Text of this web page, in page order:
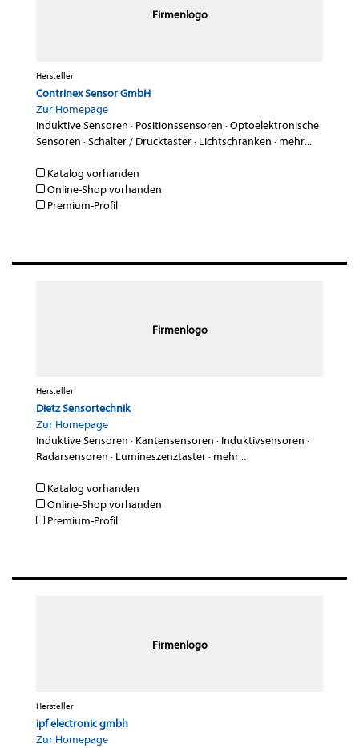
Firmenlogo
Hersteller
Contrinex Sensor GmbH
Zur Homepage
Induktive Sensoren · Positionssensoren ·Optoelektronische
Sensoren ·Schalter / Drucktaster· Lichtschranken · mehr...
Katalog vorhanden
Online-Shop vorhanden
Premium-Profil
Firmenlogo
Hersteller
Dietz Sensortechnik
Zur Homepage
Induktive Sensoren · Kantensensoren · Induktivsensoren ·
Radarsensoren · Lumineszenztaster· mehr...
Katalog vorhanden
Online-Shop vorhanden
Premium-Profil
Firmenlogo
Hersteller
ipf electronic gmbh
Zur Homepage